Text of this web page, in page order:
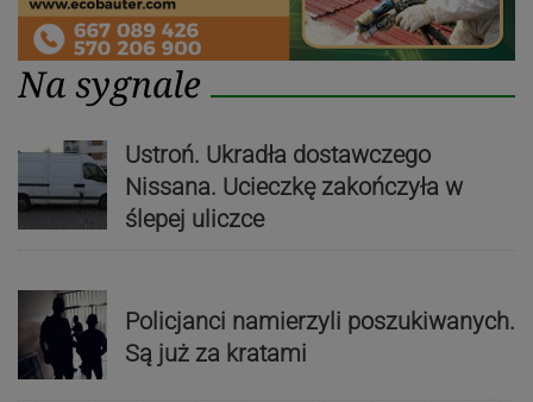
Na sygnale
Ustroń. Ukradła dostawczego
Nissana. Ucieczkę zakończyła w
ślepej uliczce
Policjanci namierzyli poszukiwanych.
Są już za kratami